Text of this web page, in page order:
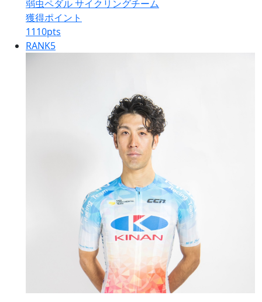
弱虫ペダル サイクリングチーム
獲得ポイント
1110pts
RANK5